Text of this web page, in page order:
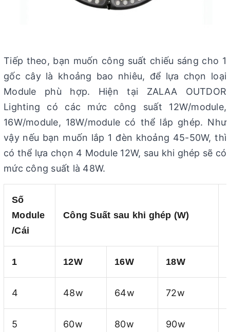
Tiếp theo, bạn muốn công suất chiếu sáng cho 1
gốc cây là khoảng bao nhiêu, để lựa chọn loại
Module phù hợp. Hiện tại ZALAA OUTDOR
Lighting có các mức công suất 12W/module,
16W/module, 18W/module có thể lắp ghép. Như
vậy nếu bạn muốn lắp 1 đèn khoảng 45-50W, thì
có thể lựa chọn 4 Module 12W, sau khi ghép sẽ có
mức công suất là 48W.
Số
Module
/Cái
Công Suất sau khi ghép (W)
1
12W 16W 18W
4 48w 64w 72w
5 60w 80w 90w